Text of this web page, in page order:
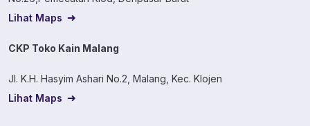
Lihat Maps
CKP Toko Kain Malang
Jl. K.H. Hasyim Ashari No.2, Malang, Kec. Klojen
Lihat Maps